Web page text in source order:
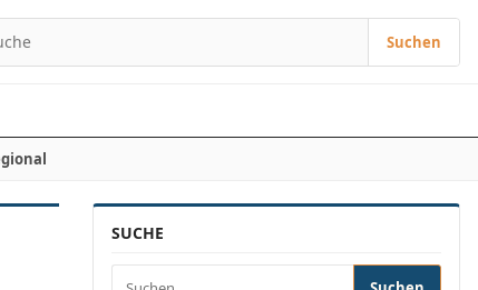
nach:
Suchen
SUCHE
Suchen nach: